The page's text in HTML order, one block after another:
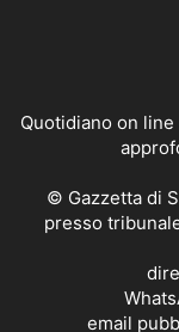
Quotidiano on
© Gazzetta di
presso
email